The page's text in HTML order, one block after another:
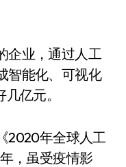
企业，通过人工
智能化、可视化
亿元。
2020年全球人工
，虽受疫情影